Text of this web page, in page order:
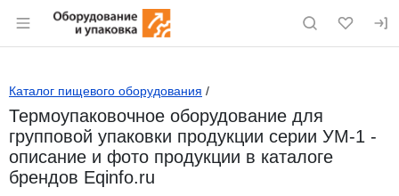
Раздел навигации по сайту eqinfo.ru
Каталог пищевого оборудования /
Термоупаковочное оборудование для
групповой упаковки продукции серии УМ-1 -
описание и фото продукции в каталоге
брендов Eqinfo.ru